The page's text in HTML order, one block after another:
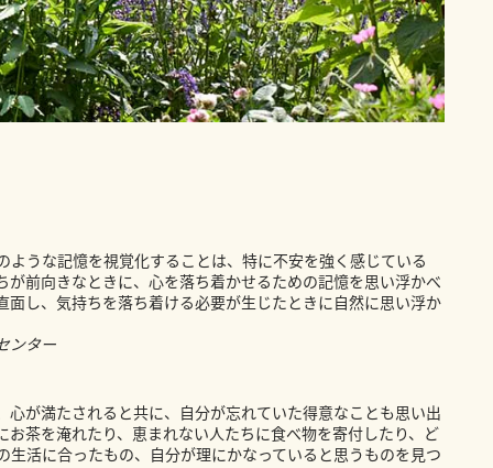
ような記憶を視覚化することは、特に不安を強く感じている
が前向きなときに、心を落ち着かせるための記憶を思い浮かべ
面し、気持ちを落ち着ける必要が生じたときに自然に思い浮か
ンター
心が満たされると共に、自分が忘れていた得意なことも思い出
お茶を淹れたり、恵まれない人たちに食べ物を寄付したり、ど
生活に合ったもの、自分が理にかなっていると思うものを見つ